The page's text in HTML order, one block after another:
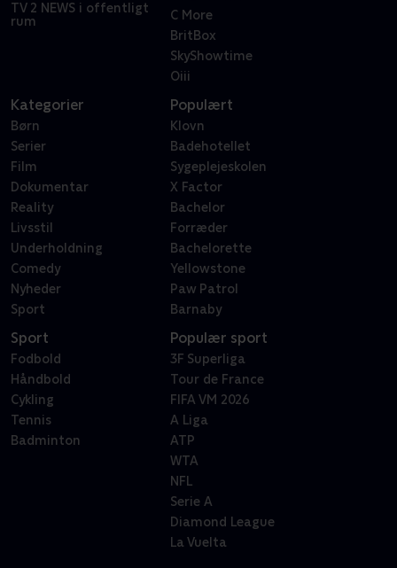
TV 2 NEWS i offentligt
rum
C More
BritBox
SkyShowtime
Oiii
Kategorier
Børn
Serier
Film
Dokumentar
Reality
Livsstil
Underholdning
Comedy
Nyheder
Sport
Populært
Klovn
Badehotellet
Sygeplejeskolen
X Factor
Bachelor
Forræder
Bachelorette
Yellowstone
Paw Patrol
Barnaby
Sport
Fodbold
Håndbold
Cykling
Tennis
Badminton
Populær sport
3F Superliga
Tour de France
FIFA VM 2026
A Liga
ATP
WTA
NFL
Serie A
Diamond League
La Vuelta